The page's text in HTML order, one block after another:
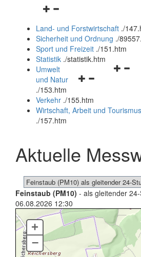
Navigationsmenü
und
schließen
Land- und Forstwirtschaft ./
Sicherheit und Ordnung ./
Sport und Freizeit ./151.htm
Statistik ./statistik.htm
Navigationsmenü
und
schließen
Umwelt
und Natur
./153.htm
Verkehr ./155.htm
Wirtschaft, Arbeit und Tourismus
./157.htm
Aktuelle
Feinstaub (PM10) - als gleitender
06.08.2026 12:30
+
–